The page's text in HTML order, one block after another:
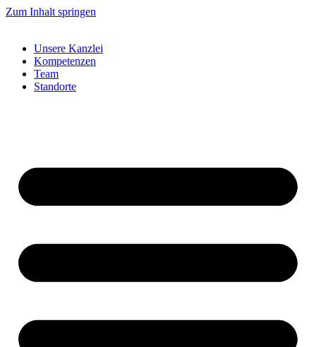
Zum Inhalt springen
Unsere Kanzlei
Kompetenzen
Team
Standorte